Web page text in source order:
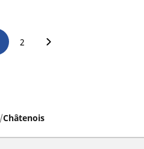
2
Châtenois